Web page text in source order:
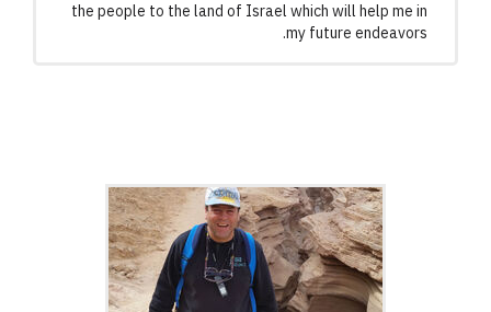
the people to the land of Israel which will help me in
my future endeavors.